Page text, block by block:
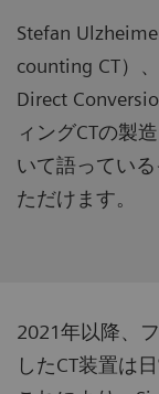
Stefan
counting CT）
Direct
ィングCTの製
いて語ってい
ただけます。
2021年以降、
したCT装置は